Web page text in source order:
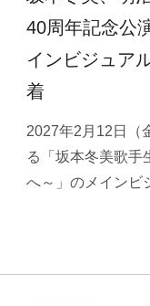
40周年記念公
インビジュア
着
2027年2月12日（
る「坂本冬美歌手
へ～」のメインビ